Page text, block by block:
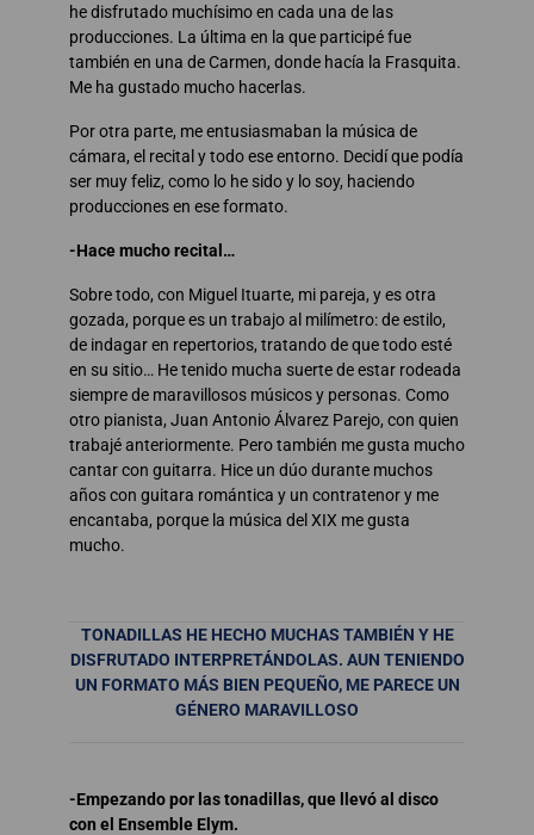
he disfrutado muchísimo en cada una de las
producciones. La última en la que participé fue
también en una de Carmen, donde hacía la Frasquita.
Me ha gustado mucho hacerlas.
Por otra parte, me entusiasmaban la música de
cámara, el recital y todo ese entorno. Decidí que podía
ser muy feliz, como lo he sido y lo soy, haciendo
producciones en ese formato.
-Hace mucho recital…
Sobre todo, con Miguel Ituarte, mi pareja, y es otra
gozada, porque es un trabajo al milímetro: de estilo,
de indagar en repertorios, tratando de que todo esté
en su sitio… He tenido mucha suerte de estar rodeada
siempre de maravillosos músicos y personas. Como
otro pianista, Juan Antonio Álvarez Parejo, con quien
trabajé anteriormente. Pero también me gusta mucho
cantar con guitarra. Hice un dúo durante muchos
años con guitara romántica y un contratenor y me
encantaba, porque la música del XIX me gusta
mucho.
TONADILLAS HE HECHO MUCHAS TAMBIÉN Y HE
DISFRUTADO INTERPRETÁNDOLAS. AUN TENIENDO
UN FORMATO MÁS BIEN PEQUEÑO, ME PARECE UN
GÉNERO MARAVILLOSO
-Empezando por las tonadillas, que llevó al disco
con el Ensemble Elym.